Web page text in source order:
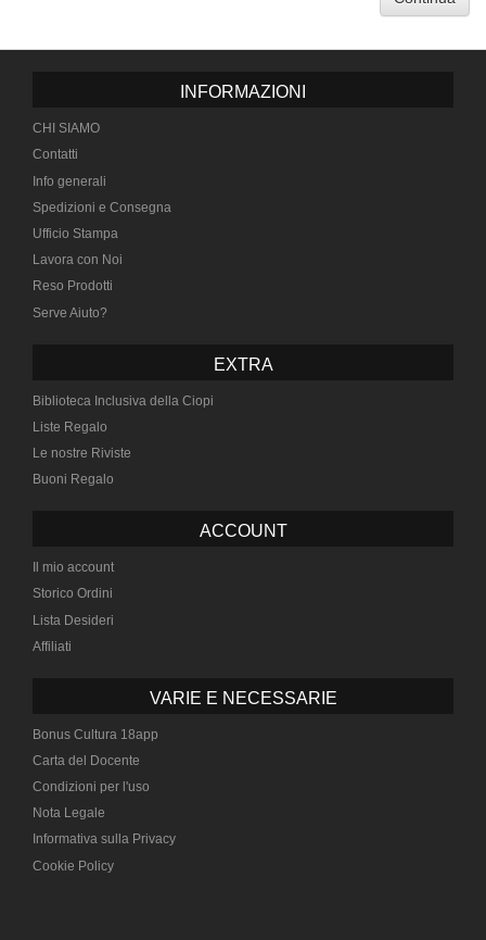
INFORMAZIONI
CHI SIAMO
Contatti
Info generali
Spedizioni e Consegna
Ufficio Stampa
Lavora con Noi
Reso Prodotti
Serve Aiuto?
EXTRA
Biblioteca Inclusiva della Ciopi
Liste Regalo
Le nostre Riviste
Buoni Regalo
ACCOUNT
Il mio account
Storico Ordini
Lista Desideri
Affiliati
VARIE E NECESSARIE
Bonus Cultura 18app
Carta del Docente
Condizioni per l'uso
Nota Legale
Informativa sulla Privacy
Cookie Policy